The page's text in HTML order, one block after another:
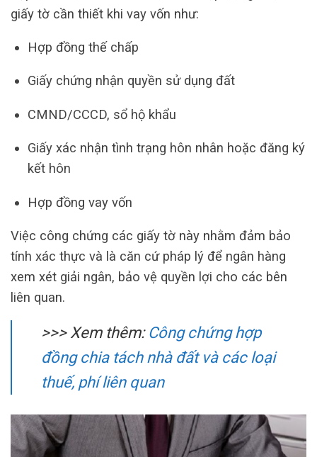
giấy tờ cần thiết khi vay vốn như:
Hợp đồng thế chấp
Giấy chứng nhận quyền sử dụng đất
CMND/CCCD, sổ hộ khẩu
Giấy xác nhận tình trạng hôn nhân hoặc đăng ký
kết hôn
Hợp đồng vay vốn
Việc công chứng các giấy tờ này nhằm đảm bảo
tính xác thực và là căn cứ pháp lý để ngân hàng
xem xét giải ngân, bảo vệ quyền lợi cho các bên
liên quan.
>>> Xem thêm: Công chứng hợp
đồng chia tách nhà đất và các loại
thuế, phí liên quan